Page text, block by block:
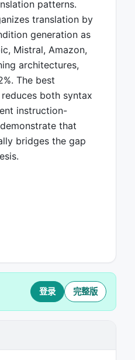
patterns.
translation by
generation as
Mistral, Amazon,
architectures,
The best
reduces both syntax
instruction-
that
bridges the gap
登录 完整版